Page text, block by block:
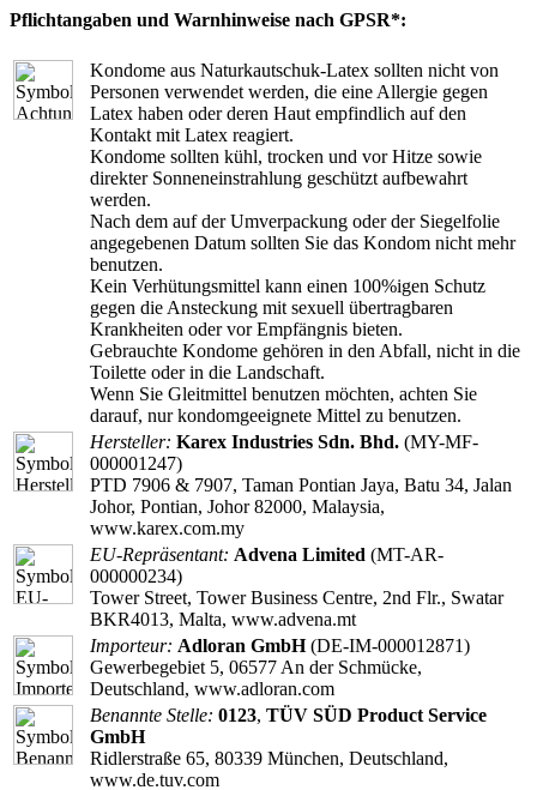
Pflichtangaben und Warnhinweise nach GPSR*:
Kondome aus Naturkautschuk-Latex sollten nicht von
Personen verwendet werden, die eine Allergie gegen
Latex haben oder deren Haut empfindlich auf den
Kontakt mit Latex reagiert.
Kondome sollten kühl, trocken und vor Hitze sowie
direkter Sonneneinstrahlung geschützt aufbewahrt
werden.
Nach dem auf der Umverpackung oder der Siegelfolie
angegebenen Datum sollten Sie das Kondom nicht mehr
benutzen.
Kein Verhütungsmittel kann einen 100%igen Schutz
gegen die Ansteckung mit sexuell übertragbaren
Krankheiten oder vor Empfängnis bieten.
Gebrauchte Kondome gehören in den Abfall, nicht in die
Toilette oder in die Landschaft.
Wenn Sie Gleitmittel benutzen möchten, achten Sie
darauf, nur kondomgeeignete Mittel zu benutzen.
Hersteller: Karex Industries Sdn. Bhd. (MY-MF-
000001247)
PTD 7906 & 7907, Taman Pontian Jaya, Batu 34, Jalan
Johor, Pontian, Johor 82000, Malaysia,
www.karex.com.my
EU-Repräsentant: Advena Limited (MT-AR-
000000234)
Tower Street, Tower Business Centre, 2nd Flr., Swatar
BKR4013, Malta, www.advena.mt
Importeur: Adloran GmbH(DE-IM-000012871)
Gewerbegebiet 5, 06577 An der Schmücke,
Deutschland, www.adloran.com
Benannte Stelle: 0123, TÜV SÜD Product Service
GmbH
Ridlerstraße 65, 80339 München, Deutschland,
www.de.tuv.com